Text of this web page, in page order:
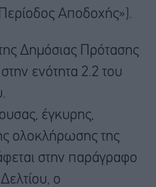
Αποδοχής»).
Δημόσιας Πρότασης
ενότητα 2.2 του
έγκυρης,
ολοκλήρωσης της
στην παράγραφο
ο